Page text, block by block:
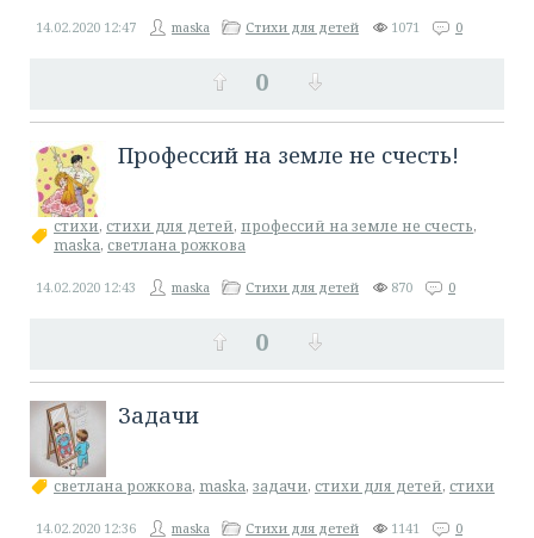
0
14.02.2020 12:47 maska Стихи для детей 1071 0
​Профессий на земле не счесть!
стихи, стихи для детей, профессий на земле не счесть,
maska, светлана рожкова
0
14.02.2020 12:43 maska Стихи для детей 870 0
​Задачи
светлана рожкова, maska, задачи, стихи для детей, стихи
14.02.2020 12:36 maska Стихи для детей 1141 0